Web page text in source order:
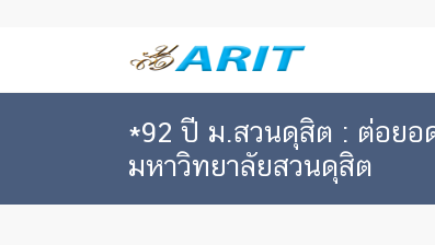
*92 ปี ม.สวนดุสิต : ต่อยอ
มหาวิทยาลัยสวนดุสิต